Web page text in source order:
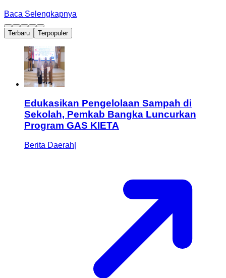
Baca Selengkapnya
Terbaru Terpopuler
Edukasikan Pengelolaan Sampah di
Sekolah, Pemkab Bangka Luncurkan
Program GAS KIETA
Berita Daerah